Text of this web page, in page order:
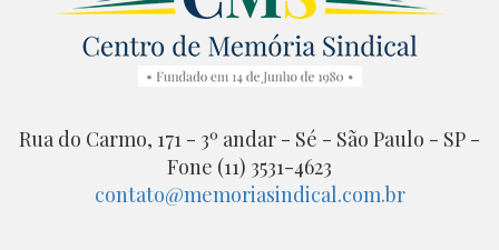
Rua do Carmo, 171 - 3º andar - Sé - São Paulo - SP -
Fone (11) 3531-4623
contato@memoriasindical.com.br